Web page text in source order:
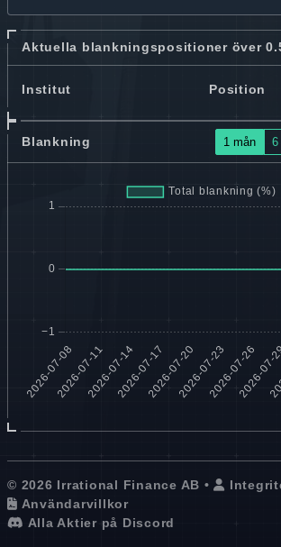
Aktuella blankningspositioner över
Institut Position
Blankning 1 mån 6
© 2026 Irrational Finance AB •
Användarvillkor
Alla Aktier på Discord